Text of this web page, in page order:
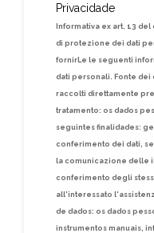
Privacidade
Informativa ex art. 13
di protezione dei dati
fornirLe le seguenti
dati personali. Fonte dei
raccolti direttamente
tratamento: os dados
seguintes finalidades:
conferimento dei dati,
la comunicazione delle
conferimento degli
all'interessato
de dados: os dados
instrumentos manuais,